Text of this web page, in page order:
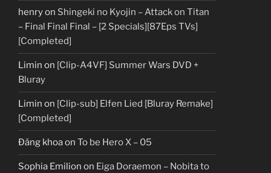
henryon Shingeki no Kyojin – Attack on Titan
– Final Final Final – [2 Specials][87Eps TVs]
[Completed]
Limin on [Clip-A4VF] Summer Wars DVD +
Bluray
Limin on [Clip-sub] Elfen Lied [Bluray Remake]
[Completed]
Đăng khoaon To be Hero X – 05
Sophia Emilion on Eiga Doraemon – Nobita to